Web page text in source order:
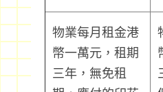
物業每月租金港
幣一萬元，租期
三年，無免租